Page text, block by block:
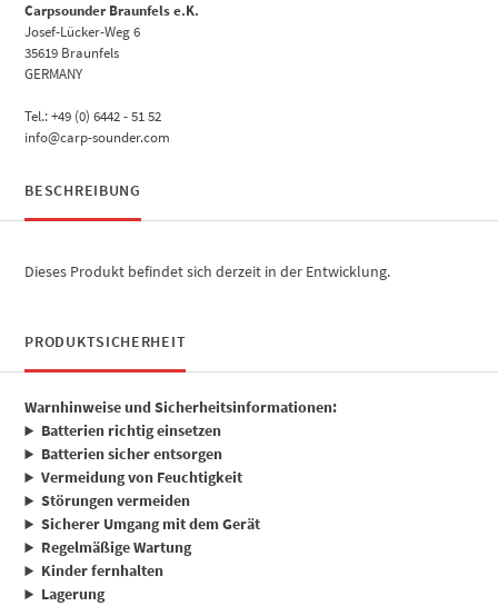
Carpsounder Braunfels e.K.
Josef-Lücker-Weg 6
35619 Braunfels
GERMANY
Tel.: +49 (0) 6442 - 51 52
info@carp-sounder.com
BESCHREIBUNG
Dieses Produkt befindet sich derzeit in der Entwicklung.
PRODUKTSICHERHEIT
Warnhinweise und Sicherheitsinformationen:
Batterien richtig einsetzen
Batterien sicher entsorgen
Vermeidung von Feuchtigkeit
Störungen vermeiden
Sicherer Umgang mit dem Gerät
Regelmäßige Wartung
Kinder fernhalten
Lagerung